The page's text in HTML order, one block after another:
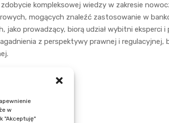
w
"Akceptuję"
kompleksowej wiedzy w zakresie
mogących znaleźć zastosowanie w
jako prowadzący, biorą udział wybitni eksperci
z perspektywy prawnej i regulacyjnej,